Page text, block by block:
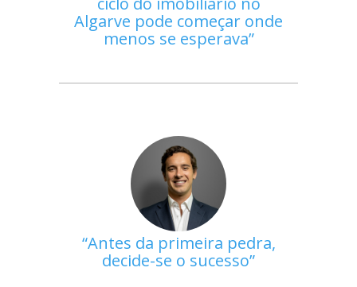
Algarve pode começar onde
menos se esperava
Antes da primeira pedra,
decide-se o sucesso